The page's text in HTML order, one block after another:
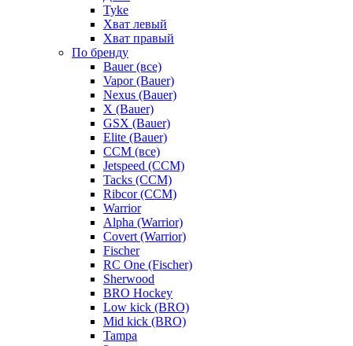
Tyke
Хват левый
Хват правый
По бренду
Bauer (все)
Vapor (Bauer)
Nexus (Bauer)
X (Bauer)
GSX (Bauer)
Elite (Bauer)
CCM (все)
Jetspeed (CCM)
Tacks (CCM)
Ribcor (CCM)
Warrior
Alpha (Warrior)
Covert (Warrior)
Fischer
RC One (Fischer)
Sherwood
BRO Hockey
Low kick (BRO)
Mid kick (BRO)
Tampa